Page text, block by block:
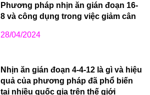
Phương pháp nhịn ăn gián đoạn 16-
8 và công dụng trong việc giảm cân
28/04/2024
Nhịn ăn gián đoạn 4-4-12 là gì và hiệu
quả của phương pháp đã phổ biến
tại nhiều quốc gia trên thế giới